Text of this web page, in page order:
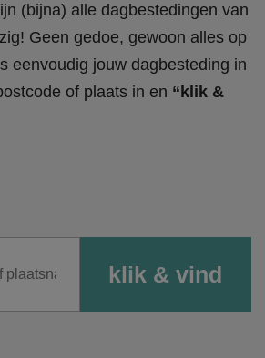
(bijna) alle dagbestedingen van
Geen gedoe, gewoon alles op
eenvoudig jouw dagbesteding in
of plaats in en “klik &